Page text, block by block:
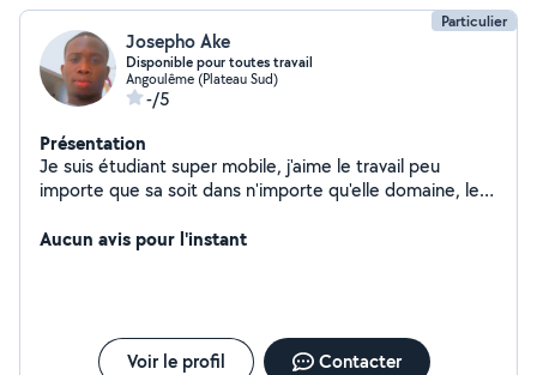
Particulier
Josepho Ake
Disponible pour toutes travail
Angoulême (Plateau Sud)
-/5
Présentation
Je suis étudiant super mobile, j'aime le travail peu
importe que sa soit dans n'importe qu'elle domaine, le
temps partiel merci de faire diligence
Aucun avis pour l'instant
Voir le profil Contacter